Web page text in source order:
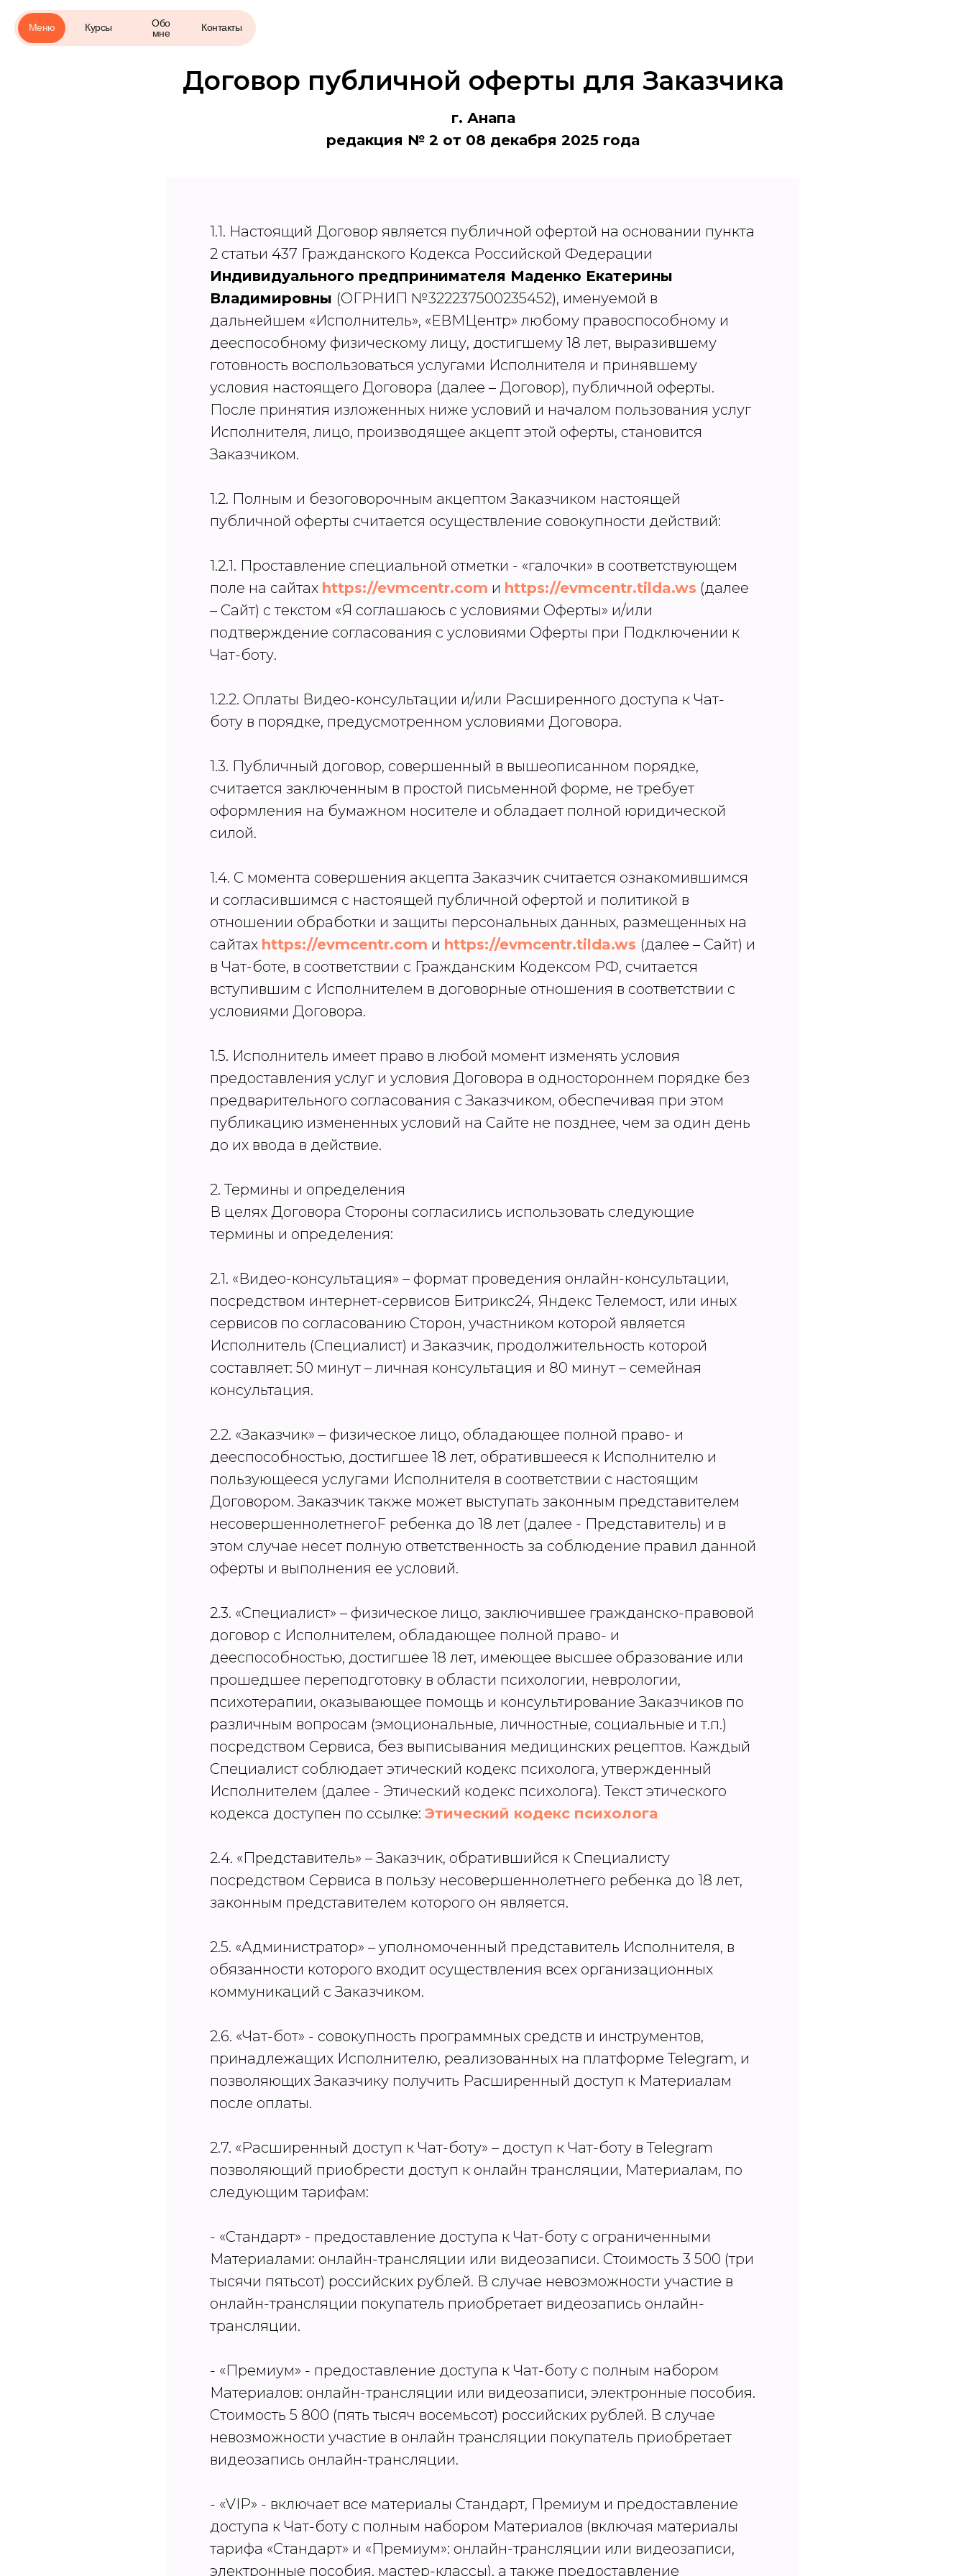
Меню Курсы
Обо
мне
Контакты
Договор публичной оферты для Заказчика
г. Анапа
редакция № 2 от 08 декабря 2025 года
1.1. Настоящий Договор является публичной офертой на основании пункта
2 статьи 437 Гражданского Кодекса Российской Федерации
Индивидуального предпринимателя Маденко Екатерины
Владимировны (ОГРНИП №322237500235452), именуемой в
дальнейшем «Исполнитель», «ЕВМЦентр» любому правоспособному и
дееспособному физическому лицу, достигшему 18 лет, выразившему
готовность воспользоваться услугами Исполнителя и принявшему
условия настоящего Договора (далее – Договор), публичной оферты.
После принятия изложенных ниже условий и началом пользования услуг
Исполнителя, лицо, производящее акцепт этой оферты, становится
Заказчиком.
1.2. Полным и безоговорочным акцептом Заказчиком настоящей
публичной оферты считается осуществление совокупности действий:
1.2.1. Проставление специальной отметки - «галочки» в соответствующем
поле на сайтах https://evmcentr.com и https://evmcentr.tilda.ws (далее
– Сайт) c текстом «Я соглашаюсь с условиями Оферты» и/или
подтверждение согласования с условиями Оферты при Подключении к
Чат-боту.
1.2.2. Оплаты Видео-консультации и/или Расширенного доступа к Чат-
боту в порядке, предусмотренном условиями Договора.
1.3. Публичный договор, совершенный в вышеописанном порядке,
считается заключенным в простой письменной форме, не требует
оформления на бумажном носителе и обладает полной юридической
силой.
1.4. С момента совершения акцепта Заказчик считается ознакомившимся
и согласившимся с настоящей публичной офертой и политикой в
отношении обработки и защиты персональных данных, размещенных на
сайтах https://evmcentr.com и https://evmcentr.tilda.ws (далее – Сайт) и
в Чат-боте, в соответствии с Гражданским Кодексом РФ, считается
вступившим с Исполнителем в договорные отношения в соответствии с
условиями Договора.
1.5. Исполнитель имеет право в любой момент изменять условия
предоставления услуг и условия Договора в одностороннем порядке без
предварительного согласования с Заказчиком, обеспечивая при этом
публикацию измененных условий на Сайте не позднее, чем за один день
до их ввода в действие.
2. Термины и определения
В целях Договора Стороны согласились использовать следующие
термины и определения:
2.1. «Видео-консультация» – формат проведения онлайн-консультации,
посредством интернет-сервисов Битрикс24, Яндекс Телемост, или иных
сервисов по согласованию Сторон, участником которой является
Исполнитель (Специалист) и Заказчик, продолжительность которой
составляет: 50 минут – личная консультация и 80 минут – семейная
консультация.
2.2. «Заказчик» – физическое лицо, обладающее полной право- и
дееспособностью, достигшее 18 лет, обратившееся к Исполнителю и
пользующееся услугами Исполнителя в соответствии с настоящим
Договором. Заказчик также может выступать законным представителем
несовершеннолетнегоF ребенка до 18 лет (далее - Представитель) и в
этом случае несет полную ответственность за соблюдение правил данной
оферты и выполнения ее условий.
2.3. «Специалист» – физическое лицо, заключившее гражданско-правовой
договор с Исполнителем, обладающее полной право- и
дееспособностью, достигшее 18 лет, имеющее высшее образование или
прошедшее переподготовку в области психологии, неврологии,
психотерапии, оказывающее помощь и консультирование Заказчиков по
различным вопросам (эмоциональные, личностные, социальные и т.п.)
посредством Сервиса, без выписывания медицинских рецептов. Каждый
Специалист соблюдает этический кодекс психолога, утвержденный
Исполнителем (далее - Этический кодекс психолога). Текст этического
кодекса доступен по ссылке: Этический кодекс психолога
2.4. «Представитель» – Заказчик, обратившийся к Специалисту
посредством Сервиса в пользу несовершеннолетнего ребенка до 18 лет,
законным представителем которого он является.
2.5. «Администратор» – уполномоченный представитель Исполнителя, в
обязанности которого входит осуществления всех организационных
коммуникаций с Заказчиком.
2.6. «Чат-бот» - совокупность программных средств и инструментов,
принадлежащих Исполнителю, реализованных на платформе Telegram, и
позволяющих Заказчику получить Расширенный доступ к Материалам
после оплаты.
2.7. «Расширенный доступ к Чат-боту» – доступ к Чат-боту в Telegram
позволяющий приобрести доступ к онлайн трансляции, Материалам, по
следующим тарифам:
- «Стандарт» - предоставление доступа к Чат-боту с ограниченными
Материалами: онлайн-трансляции или видеозаписи. Стоимость 3 500 (три
тысячи пятьсот) российских рублей. В случае невозможности участие в
онлайн-трансляции покупатель приобретает видеозапись онлайн-
трансляции.
- «Премиум» - предоставление доступа к Чат-боту с полным набором
Материалов: онлайн-трансляции или видеозаписи, электронные пособия.
Стоимость 5 800 (пять тысяч восемьсот) российских рублей. В случае
невозможности участие в онлайн трансляции покупатель приобретает
видеозапись онлайн-трансляции.
- «VIP» - включает все материалы Стандарт, Премиум и предоставление
доступа к Чат-боту с полным набором Материалов (включая материалы
тарифа «Стандарт» и «Премиум»: онлайн-трансляции или видеозаписи,
электронные пособия, мастер-классы), а также предоставление